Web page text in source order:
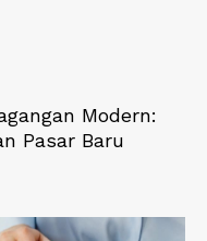
Modern:
Pasar Baru